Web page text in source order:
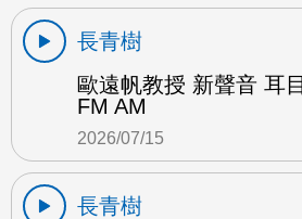
長青樹
歐遠帆教授 新聲音 耳
FM AM
2026/07/15
長青樹